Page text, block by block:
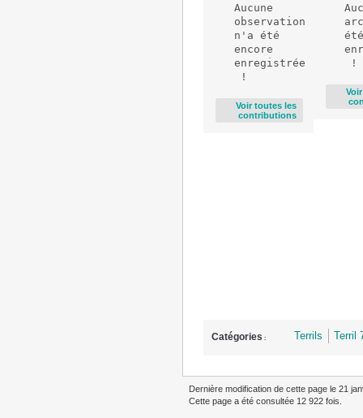
Aucune
observation
n'a été
encore
enregistrée
Voir toutes les
contributions
Catégories : Terrils Terril
Dernière modification de cette page le 21
Cette page a été consultée 12 922 fois.